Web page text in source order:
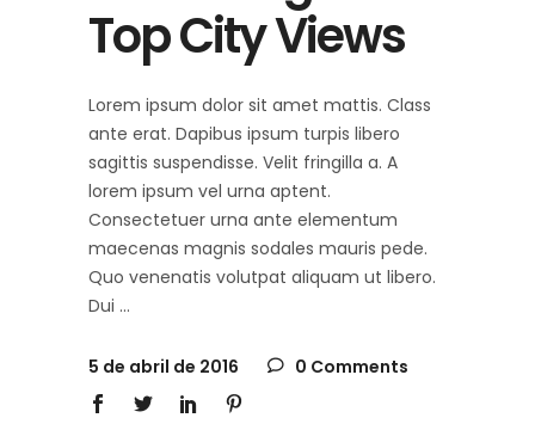
Top City Views
Lorem ipsum dolor sit amet mattis. Class
ante erat. Dapibus ipsum turpis libero
sagittis suspendisse. Velit fringilla a. A
lorem ipsum vel urna aptent.
Consectetuer urna ante elementum
maecenas magnis sodales mauris pede.
Quo venenatis volutpat aliquam ut libero.
Dui
5 de abril de 2016 0 Comments